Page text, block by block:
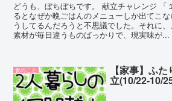
どうも、ぼちぼちです。 献立チャレンジ 「
るとなぜか晩ごはんのメニューしか出てこ
うしてるんだろうと不思議でした。それに
素材が毎日違うものばっかりで、現実味が...
食のこと 【家事】ふ
立(10/22-10/